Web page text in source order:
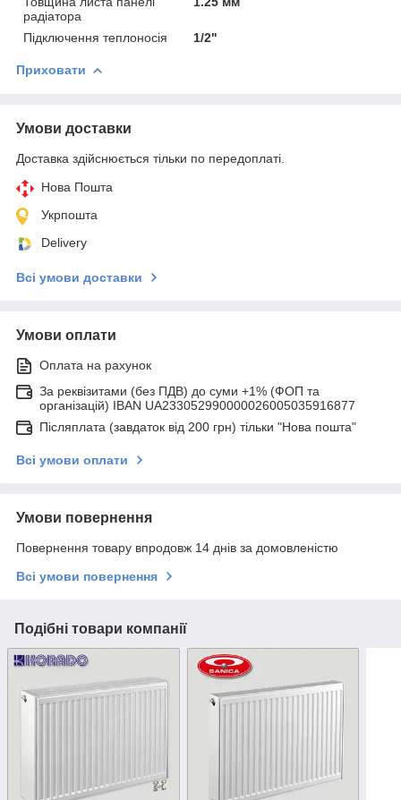
радіатора
Підключення теплоносія 1/2"
Приховати
Умови доставки
Доставка здійснюється тільки по передоплаті.
Нова Пошта
Укрпошта
Delivery
Всі умови доставки
Умови оплати
Оплата на рахунок
За реквізитами (без ПДВ) до суми +1% (ФОП та
організацій) IBAN UA233052990000026005035916877
Післяплата (завдаток від 200 грн) тільки "Нова пошта"
Всі умови оплати
Умови повернення
Повернення товару впродовж 14 днів за домовленістю
Всі умови повернення
Подібні товари компанії